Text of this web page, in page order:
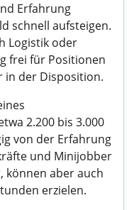
Erfahrung
schnell aufsteigen.
Logistik oder
frei für Positionen
in der Disposition.
2.200 bis 3.000
von der Erfahrung
und Minijobber
aber auch
erzielen.